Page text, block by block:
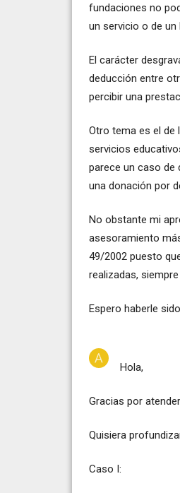
fundaciones no
un servicio o de un
El carácter
deducción entre
percibir una
Otro tema es el de
servicios
parece un caso de
una donación por
No obstante mi
asesoramiento
49/2002 puesto
realizadas,
Espero haberle
Hola,
Gracias por
Quisiera
Caso I: